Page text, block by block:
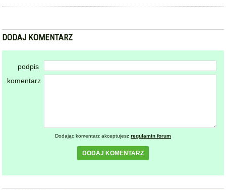
DODAJ KOMENTARZ
podpis
komentarz
Dodając komentarz akceptujesz regulamin forum
DODAJ KOMENTARZ